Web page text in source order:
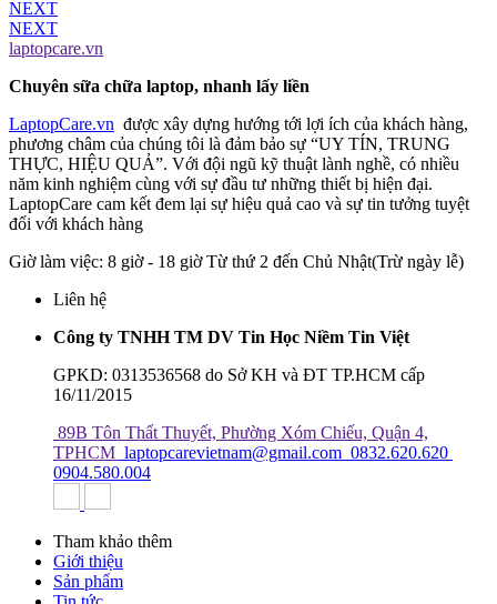
NEXT
NEXT
laptopcare.vn
Chuyên sữa chữa laptop, nhanh lấy liền
LaptopCare.vn được xây dựng hướng tới lợi ích của khách hàng,
phương châm của chúng tôi là đảm bảo sự “UY TÍN, TRUNG
THỰC, HIỆU QUẢ”. Với đội ngũ kỹ thuật lành nghề, có nhiều
năm kinh nghiệm cùng với sự đầu tư những thiết bị hiện đại.
LaptopCare cam kết đem lại sự hiệu quả cao và sự tin tưởng tuyệt
đối với khách hàng
Giờ làm việc: 8 giờ - 18 giờ Từ thứ 2 đến Chủ Nhật(Trừ ngày lễ)
Liên hệ
Công ty TNHH TM DV Tin Học Niềm Tin Việt
GPKD: 0313536568 do Sở KH và ĐT TP.HCM cấp
16/11/2015
89B Tôn Thất Thuyết, Phường Xóm Chiếu, Quận 4,
TPHCM laptopcarevietnam@gmail.com 0832.620.620
0904.580.004
Tham khảo thêm
Giới thiệu
Sản phẩm